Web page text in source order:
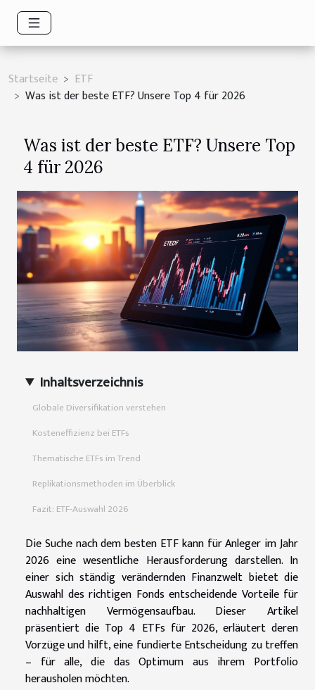
Startseite
ETF
Was ist der beste ETF? Unsere Top 4 für 2026
Was ist der beste ETF? Unsere Top
4 für 2026
Inhaltsverzeichnis
Globale Diversifikation verstehen
Kosteneffizienz bei ETFs
Thematische ETFs im Trend
Replikationsmethoden im Überblick
Fazit: ETF-Auswahl 2026
Die Suche nach dem besten ETF kann für Anleger im Jahr
2026 eine wesentliche Herausforderung darstellen. In
einer sich ständig verändernden Finanzwelt bietet die
Auswahl des richtigen Fonds entscheidende Vorteile für
nachhaltigen Vermögensaufbau. Dieser Artikel
präsentiert die Top 4 ETFs für 2026, erläutert deren
Vorzüge und hilft, eine fundierte Entscheidung zu treffen
– für alle, die das Optimum aus ihrem Portfolio
herausholen möchten.